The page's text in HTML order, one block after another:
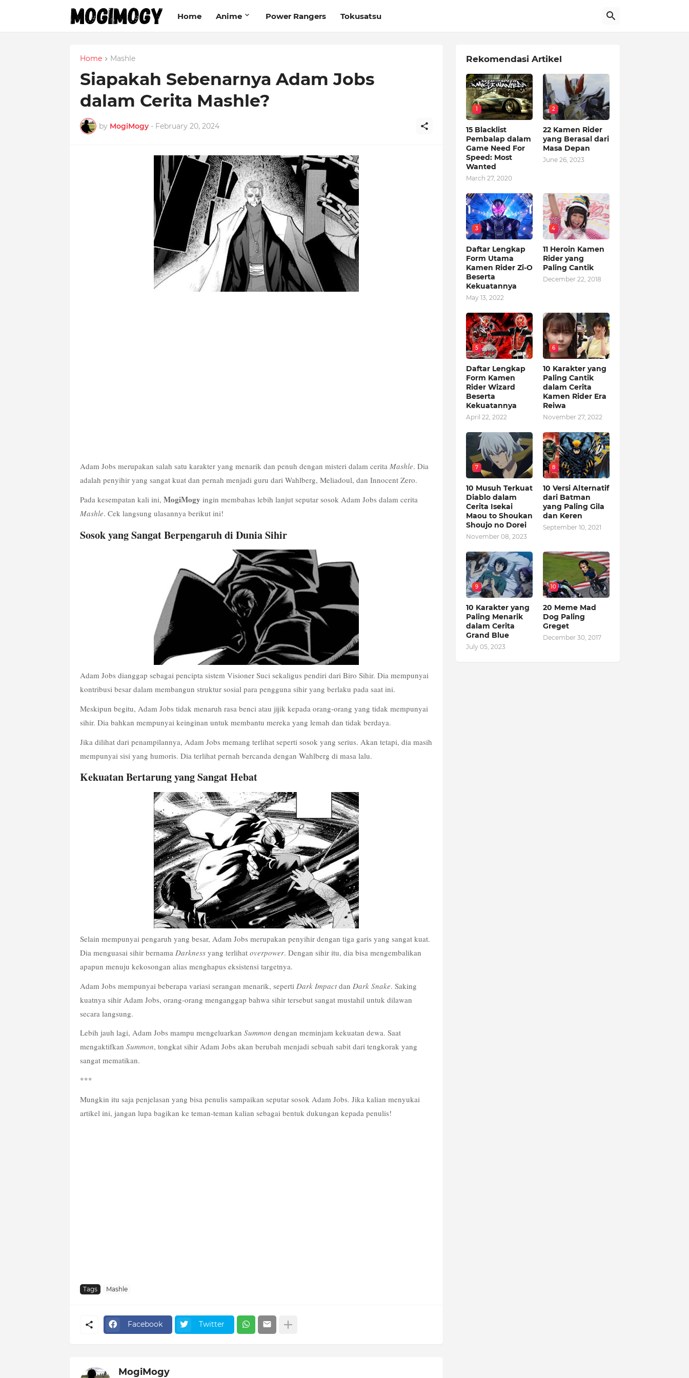
Home Anime Power Rangers Tokusatsu
Home Mashle
Siapakah Sebenarnya Adam Jobs
dalam Cerita Mashle?
by MogiMogy - February 20, 2024
Adam Jobs merupakan salah satu karakter yang menarik dan penuh dengan misteri dalam cerita Mashle. Dia
adalah penyihir yang sangat kuat dan pernah menjadi guru dari Wahlberg, Meliadoul, dan Innocent Zero.
Pada kesempatan kali ini, MogiMogy
Mashle. Cek langsung ulasannya berikut ini!
Sosok yang Sangat Berpengaruh di Dunia Sihir
Adam Jobs dianggap sebagai pencipta sistem Visioner Suci sekaligus pendiri dari Biro Sihir. Dia mempunyai
kontribusi besar dalam membangun struktur sosial para pengguna sihir yang berlaku pada saat ini.
Meskipun begitu, Adam Jobs tidak menaruh rasa benci atau jijik kepada orang-orang yang tidak mempunyai
sihir. Dia bahkan mempunyai keinginan untuk membantu mereka yang lemah dan tidak berdaya.
Jika dilihat dari penampilannya, Adam Jobs memang terlihat seperti sosok yang serius. Akan tetapi, dia masih
mempunyai sisi yang humoris. Dia terlihat pernah bercanda dengan Wahlberg di masa lalu.
Kekuatan Bertarung yang Sangat Hebat
Selain mempunyai pengaruh yang besar, Adam Jobs merupakan penyihir dengan tiga garis yang sangat kuat.
Dia menguasai sihir bernama Darkness yang terlihat overpower. Dengan sihir itu, dia bisa mengembalikan
apapun menuju kekosongan alias menghapus eksistensi targetnya.
Adam Jobs mempunyai beberapa variasi serangan menarik, seperti Dark Impact dan Dark Snake. Saking
kuatnya sihir Adam Jobs, orang-orang menganggap bahwa sihir tersebut sangat mustahil untuk dilawan
secara langsung.
Lebih jauh lagi, Adam Jobs mampu mengeluarkan Summon dengan meminjam kekuatan dewa. Saat
mengaktifkan Summon, tongkat sihir Adam Jobs akan berubah menjadi sebuah sabit dari tengkorak yang
sangat mematikan.
***
Mungkin itu saja penjelasan yang bisa penulis sampaikan seputar sosok Adam Jobs. Jika kalian menyukai
artikel ini, jangan lupa bagikan ke teman-teman kalian sebagai bentuk dukungan kepada penulis!
Tags Mashle
Facebook Twitter
MogiMogy
Rekomendasi Artikel
1
15 Blacklist
Pembalap dalam
Game Need For
Speed: Most
Wanted
March 27, 2020
2
22 Kamen Rider
yang Berasal dari
Masa Depan
June 26, 2023
3
Daftar Lengkap
Form Utama
Kamen Rider Zi-O
Beserta
Kekuatannya
May 13, 2022
4
11 Heroin Kamen
Rider yang
Paling Cantik
December 22, 2018
5
Daftar Lengkap
Form Kamen
Rider Wizard
Beserta
Kekuatannya
April 22, 2022
6
10 Karakter yang
Paling Cantik
dalam Cerita
Kamen Rider Era
Reiwa
November 27, 2022
7
10 Musuh Terkuat
Diablo dalam
Cerita Isekai
Maou to Shoukan
Shoujo no Dorei
November 08, 2023
8
10 Versi Alternatif
dari Batman
yang Paling Gila
dan Keren
September 10, 2021
9
10 Karakter yang
Paling Menarik
dalam Cerita
Grand Blue
July 05, 2023
10
20 Meme Mad
Dog Paling
Greget
December 30, 2017